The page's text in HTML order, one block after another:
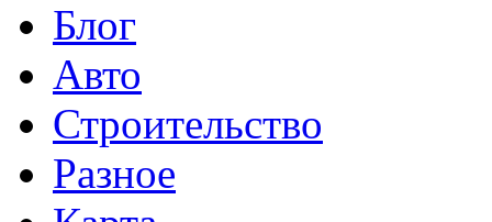
Блог
Авто
Строительство
Разное